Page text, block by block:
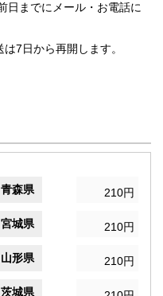
日までにメール・お電話に
7日から再開します。
青森県 210円
宮城県 210円
山形県 210円
茨城県